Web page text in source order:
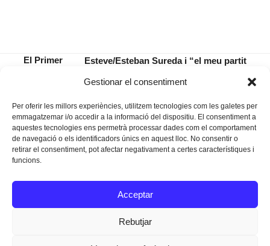
Gestionar el consentiment
Per oferir les millors experiències, utilitzem tecnologies com les galetes per
emmagatzemar i/o accedir a la informació del dispositiu. El consentiment a
aquestes tecnologies ens permetrà processar dades com el comportament
de navegació o els identificadors únics en aquest lloc. No consentir o
retirar el consentiment, pot afectar negativament a certes característiques i
funcions.
Acceptar
Rebutjar
El Primer
next
Esteve/Esteban Sureda i “el meu partit
Orden Nacional”
Instagram
Facebook
Twitter
Texts Legals